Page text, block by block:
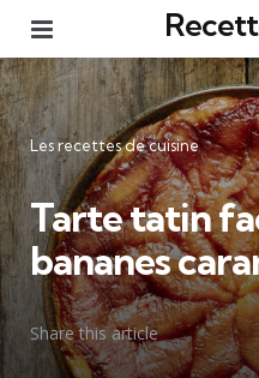
Catégories
Les recettes de cuisine
Tarte tatin
bananes
Share this article